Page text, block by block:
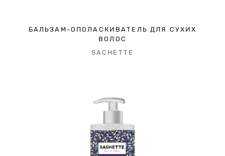
БАЛЬЗАМ-ОПОЛАСКИВАТЕЛЬ ДЛЯ СУХИХ
ВОЛОС
SACHETTE